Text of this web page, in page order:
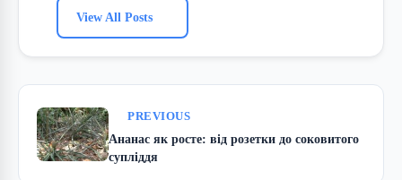
View All Posts
PREVIOUS
Ананас як росте: від розетки до соковитого
супліддя